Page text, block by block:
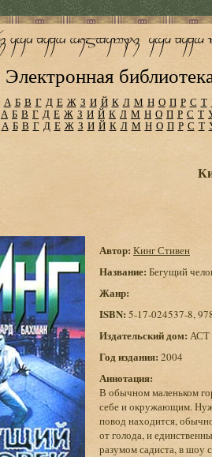
Электронная
А Б В Г Д Е Ж З И Й К Л М Н О П Р С Т
А Б В Г Д Е Ж З И Й К Л М Н О П Р С Т
А Б В Г Д Е Ж З И Й К Л М Н О П Р С Т
Автор: Кинг Стивен
Название: Бегущий
Жанр:
ISBN: 5-17-024537-8,
Издательский дом: АСТ
Год издания: 2004
Аннотация:
В обычном маленьком
себе и окружающим.
повод находится,
от голода, и
разумом садиста, в шоу